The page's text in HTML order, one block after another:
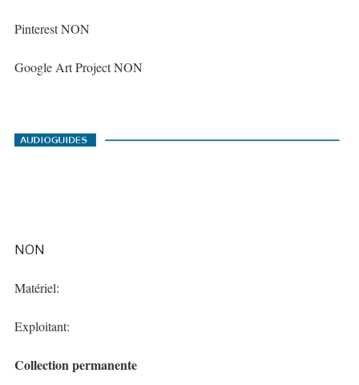
Pinterest NON
Google Art Project NON
NON
Matériel:
Exploitant:
Collection permanente